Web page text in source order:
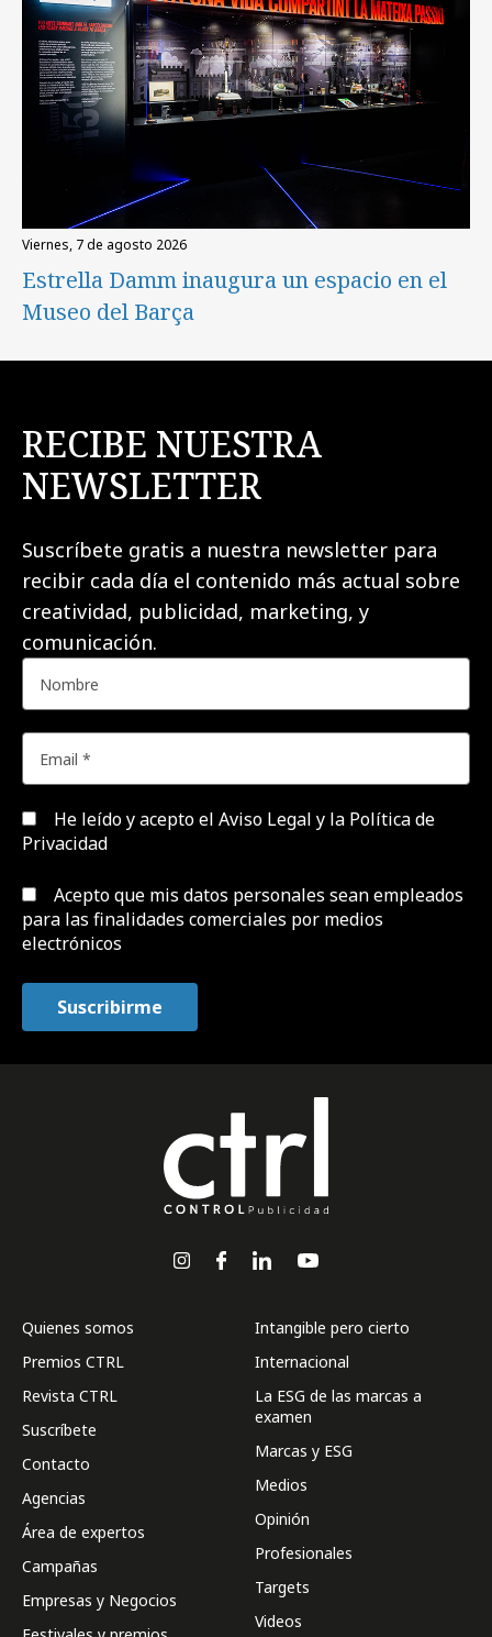
viernes, 7 de agosto 2026
Estrella Damm inaugura un espacio en el
Museo del Barça
RECIBE NUESTRA
NEWSLETTER
Suscríbete gratis a nuestra newsletter para
recibir cada día el contenido más actual sobre
creatividad, publicidad, marketing, y
comunicación.
He leído y acepto el Aviso Legal y la Política de
Privacidad
Acepto que mis datos personales sean empleados
para las finalidades comerciales por medios
electrónicos
Quienes somos
Premios CTRL
Revista CTRL
Suscríbete
Contacto
Agencias
Área de expertos
Campañas
Empresas y Negocios
Intangible pero cierto
Internacional
La ESG de las marcas a
examen
Marcas y ESG
Medios
Opinión
Profesionales
Targets
Videos